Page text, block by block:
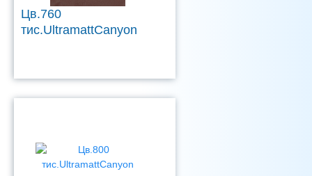
Цв.760
тис.UltramattCanyon